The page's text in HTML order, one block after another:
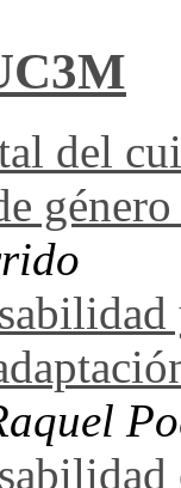
del